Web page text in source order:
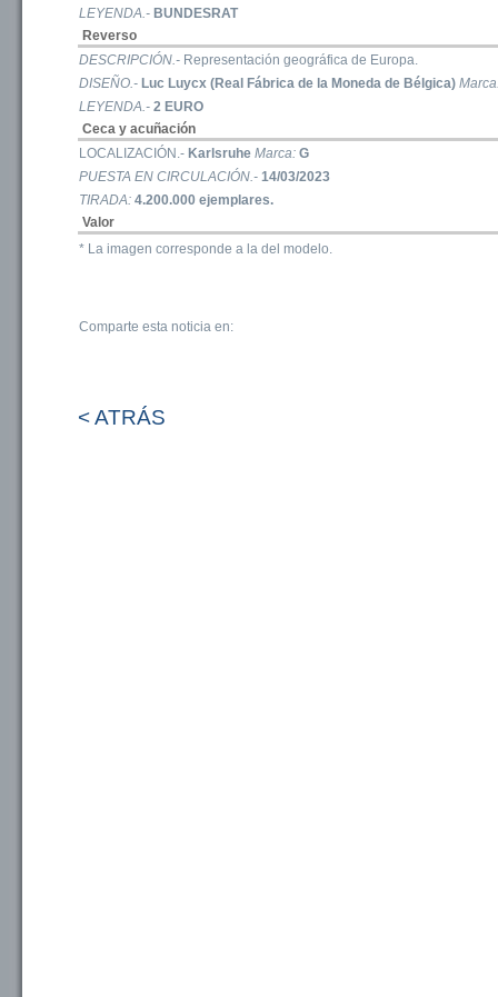
LEYENDA.- BUNDESRAT
Reverso
DESCRIPCIÓN.- Representación geográfica de Europa.
DISEÑO.- Luc Luycx (Real Fábrica de la Moneda de Bélgica)
LEYENDA.- 2 EURO
Ceca y acuñación
LOCALIZACIÓN.- Karlsruhe Marca: G
PUESTA EN CIRCULACIÓN.- 14/03/2023
TIRADA: 4.200.000 ejemplares.
Valor
* La imagen corresponde a la del modelo.
Comparte esta noticia en:
< ATRÁS